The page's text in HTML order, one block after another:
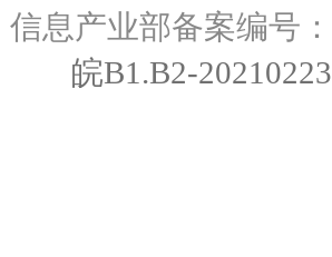
信息产业部备案编号：
皖B1.B2-20210223